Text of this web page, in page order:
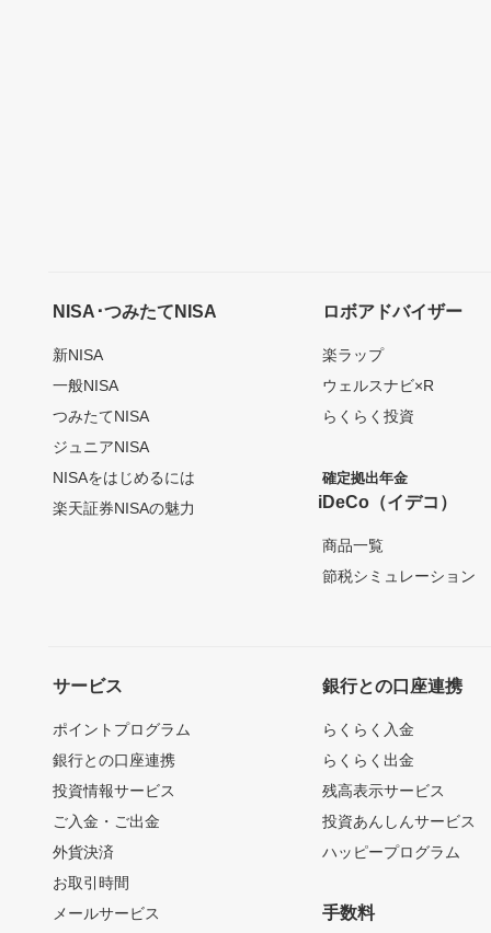
NISA･つみたてNISA
新NISA
一般NISA
つみたてNISA
ジュニアNISA
NISAをはじめるには
楽天証券NISAの魅力
ロボアドバイザー
楽ラップ
ウェルスナビ×R
らくらく投資
確定拠出年金
iDeCo（イデコ）
商品一覧
節税シミュレーション
サービス
ポイントプログラム
銀行との口座連携
投資情報サービス
ご入金・ご出金
外貨決済
お取引時間
メールサービス
銀行との口座連携
らくらく入金
らくらく出金
残高表示サービス
投資あんしんサービス
ハッピープログラム
手数料